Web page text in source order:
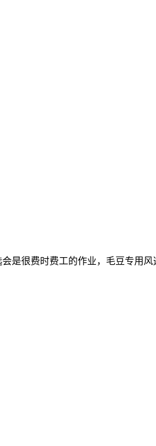
是很费时费工的作业，毛豆专用